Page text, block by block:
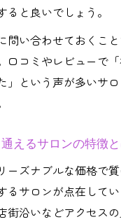
と良いでしょう。
問い合わせておくこ
口コミやレビューで
」という声が多いサ
えるサロンの特徴
ーズナブルな価格で
るサロンが点在して
街沿いなどアクセス